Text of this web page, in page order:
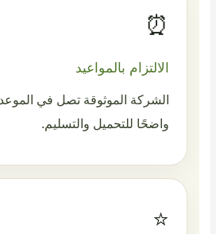
⏰
الالتزام بالمواعيد
الشركة الموثوقة تصل في
واضحًا للتحميل والتسليم.
⭐